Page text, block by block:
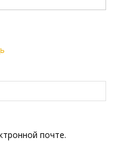
почте.